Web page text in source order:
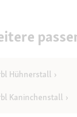
Hühnerstall
Kaninchenstall